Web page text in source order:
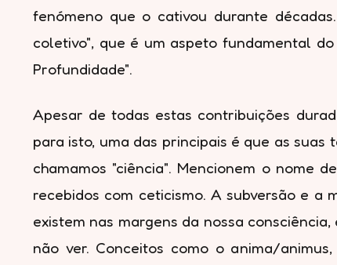
fenómeno que o cativou durante
coletivo", que é um aspeto fundamental
Profundidade".
Apesar de todas estas contribuições
para isto, uma das principais é que as
chamamos "ciência". Mencionem o nome
recebidos com ceticismo. A subversão e a
existem nas margens da nossa
não ver. Conceitos como o anima/